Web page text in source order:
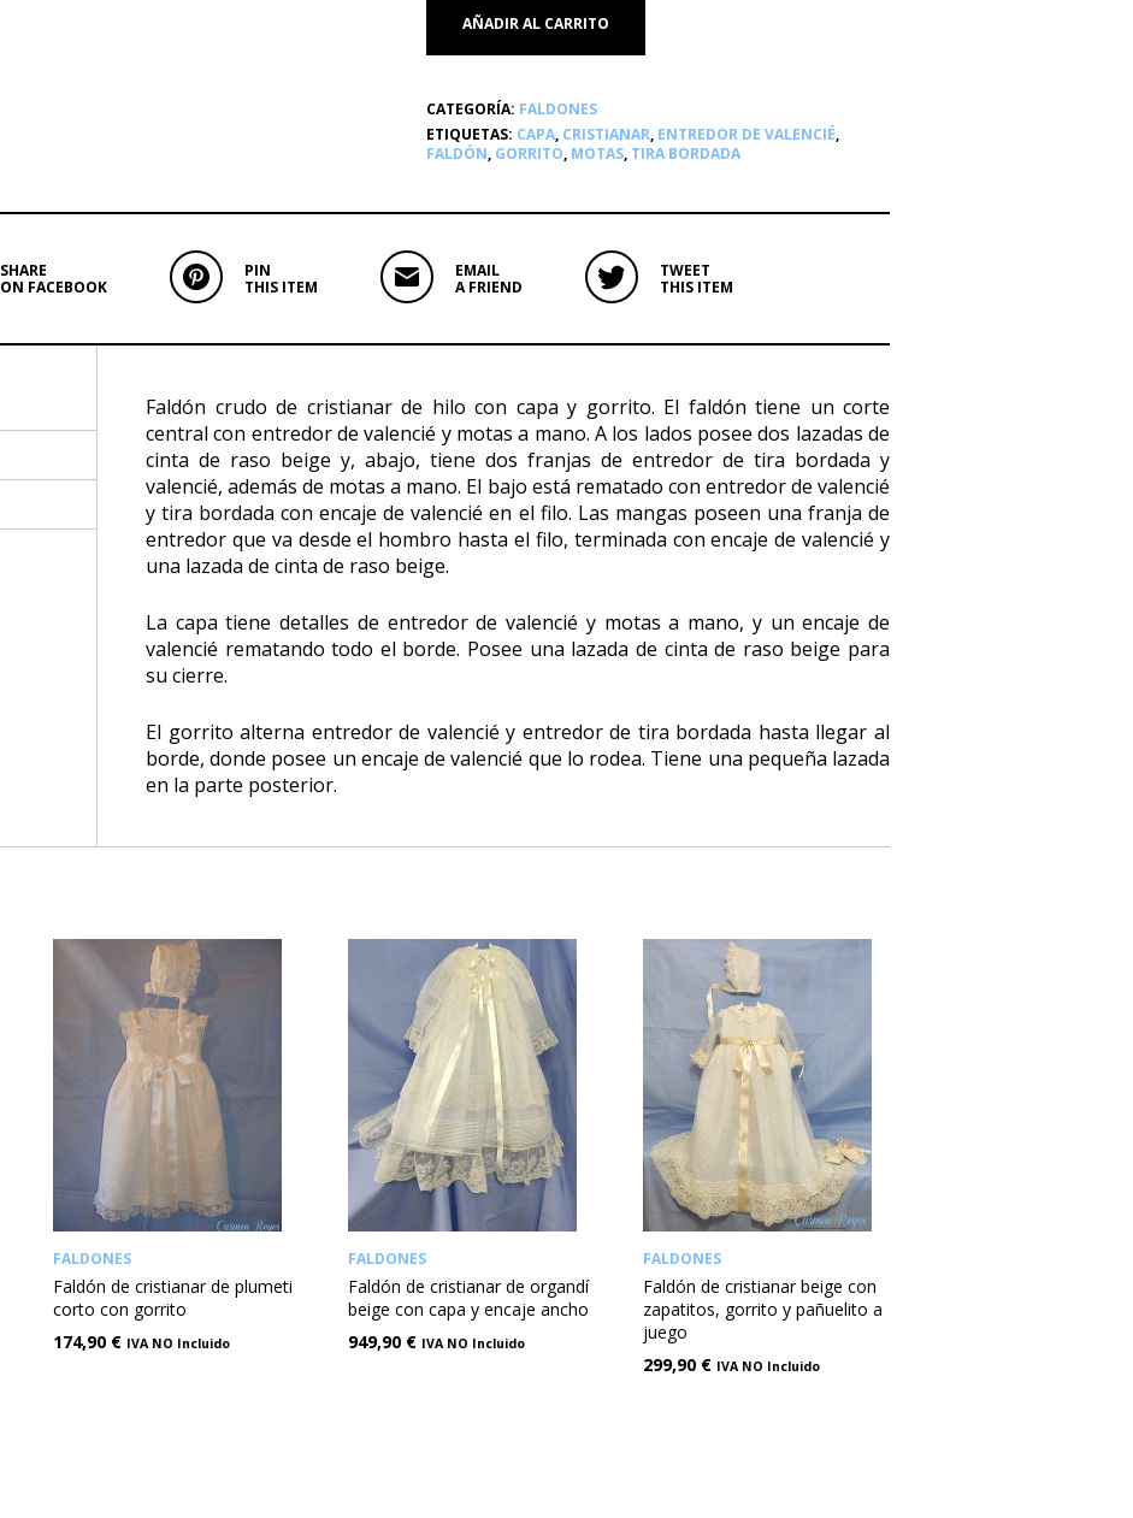
AÑADIR AL CARRITO
CATEGORÍA: FALDONES
ETIQUETAS: CAPA, CRISTIANAR, ENTREDOR DE VALENCIÉ,
FALDÓN, GORRITO, MOTAS, TIRA BORDADA
SHARE
ON FACEBOOK
PIN
THIS ITEM
EMAIL
A FRIEND
TWEET
THIS ITEM
Faldón crudo de cristianar de hilo con capa y gorrito. El faldón tiene un corte
central con entredor de valencié y motas a mano. A los lados posee dos lazadas de
cinta de raso beige y, abajo, tiene dos franjas de entredor de tira bordada y
valencié, además de motas a mano. El bajo está rematado con entredor de valencié
y tira bordada con encaje de valencié en el filo. Las mangas poseen una franja de
entredor que va desde el hombro hasta el filo, terminada con encaje de valencié y
una lazada de cinta de raso beige.
La capa tiene detalles de entredor de valencié y motas a mano, y un encaje de
valencié rematando todo el borde. Posee una lazada de cinta de raso beige para
su cierre.
El gorrito alterna entredor de valencié y entredor de tira bordada hasta llegar al
borde, donde posee un encaje de valencié que lo rodea. Tiene una pequeña lazada
en la parte posterior.
FALDONES
Faldón de cristianar de plumeti
corto con gorrito
174,90 € IVA NO Incluido
FALDONES
Faldón de cristianar de organdí
beige con capa y encaje ancho
949,90 € IVA NO Incluido
FALDONES
Faldón de cristianar beige con
zapatitos, gorrito y pañuelito a
juego
299,90 € IVA NO Incluido